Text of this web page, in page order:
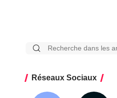
Réseaux Sociaux